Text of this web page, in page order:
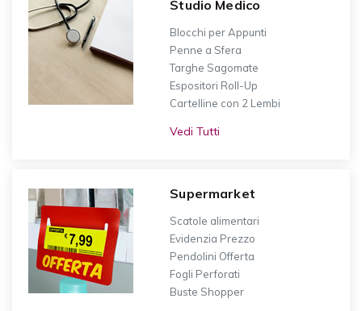
Studio Medico
Blocchi per Appunti
Penne a Sfera
Targhe Sagomate
Espositori Roll-Up
Cartelline con 2 Lembi
Vedi Tutti
Supermarket
Scatole alimentari
Evidenzia Prezzo
Pendolini Offerta
Fogli Perforati
Buste Shopper